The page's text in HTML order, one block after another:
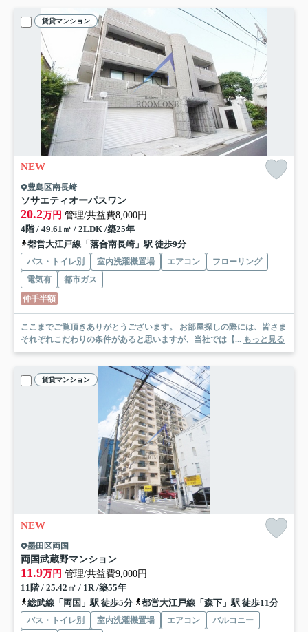
賃貸マンション
NEW
豊島区南長崎
ソサエティオーパスワン
20.2万円 管理/共益費8,000円
4階 / 49.61㎡ / 2LDK /築25年
都営大江戸線「落合南長崎」駅 徒歩9分
バス・トイレ別 室内洗濯機置場 エアコン
フローリング
電気有
都市ガス
仲手半額
ここまでご覧頂きありがとうございます。 お部屋探しの際には、皆さま
それぞれこだわりの条件があると思いますが、当社では【... もっと見る
賃貸マンション
NEW
墨田区両国
両国武蔵野マンション
11.9万円 管理/共益費9,000円
11階 / 25.42㎡ / 1R /築55年
総武線「両国」駅 徒歩5分
都営大江戸線「森下」駅 徒歩11分
バス・トイレ別 室内洗濯機置場 エアコン
バルコニー